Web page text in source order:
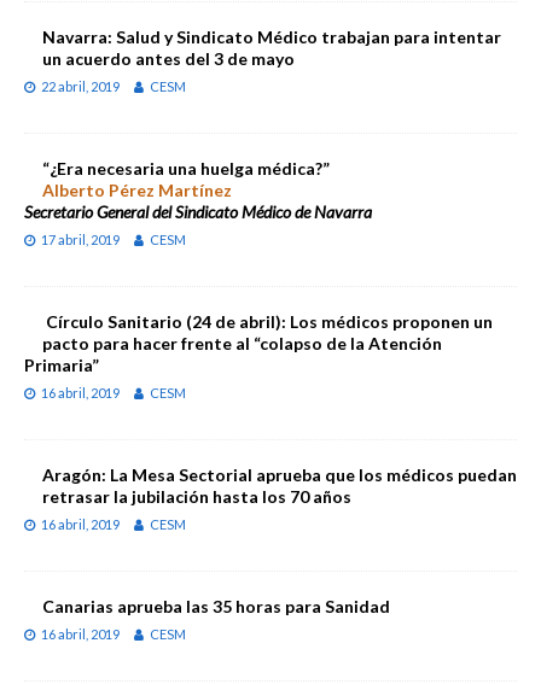
Navarra: Salud y Sindicato Médico trabajan para intentar
un acuerdo antes del 3 de mayo
22 abril, 2019 CESM
“¿Era necesaria una huelga médica?”
Alberto Pérez Martínez
Secretario General del Sindicato Médico de Navarra
17 abril, 2019 CESM
Círculo Sanitario (24 de abril): Los médicos proponen un
pacto para hacer frente al “colapso de la Atención
Primaria”
16 abril, 2019 CESM
Aragón: La Mesa Sectorial aprueba que los médicos puedan
retrasar la jubilación hasta los 70 años
16 abril, 2019 CESM
Canarias aprueba las 35 horas para Sanidad
16 abril, 2019 CESM